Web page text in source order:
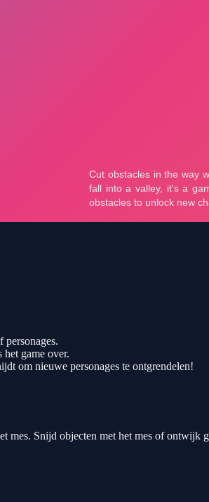
personages.
game over.
om nieuwe personages te ontgrendelen!
mes. Snijd objecten met het mes of